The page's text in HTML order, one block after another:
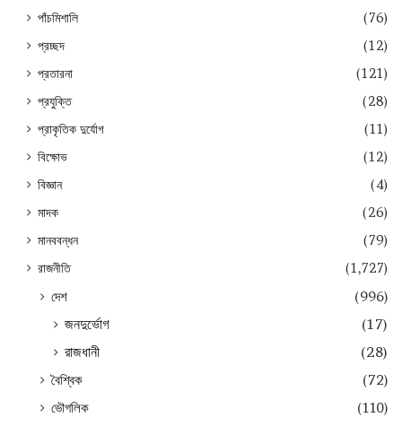
পাঁচমিশালি
(76)
প্রচ্ছদ
(12)
প্রতারনা
(121)
প্রযুক্তি
(28)
প্রাকৃতিক দুর্যোগ
(11)
বিক্ষোভ
(12)
বিজ্ঞান
(4)
মাদক
(26)
মানববন্ধন
(79)
রাজনীতি
(1,727)
দেশ
(996)
জনদুর্ভোগ
(17)
রাজধানী
(28)
বৈশ্বিক
(72)
ভৌগলিক
(110)